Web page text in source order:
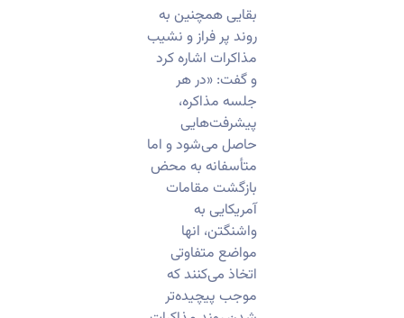
بقایی همچنین به
روند پر فراز و نشیب
مذاکرات اشاره کرد
و گفت: «در هر
جلسه مذاکره،
پیشرفت‌هایی
حاصل می‌شود و اما
متأسفانه به محض
بازگشت مقامات
آمریکایی به
واشنگتن، انها
مواضع متفاوتی
اتخاذ می‌کنند که
موجب پیچیده‌تر